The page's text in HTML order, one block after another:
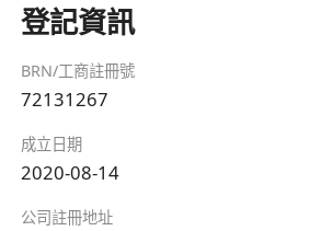
登記資訊
BRN/工商註冊號
72131267
成立日期
2020-08-14
公司註冊地址